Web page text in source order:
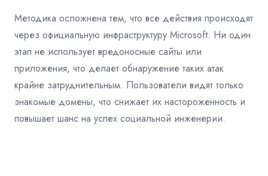
Методика осложнена тем, что все действия происходят
через официальную инфраструктуру Microsoft. Ни один
этап не использует вредоносные сайты или
приложения, что делает обнаружение таких атак
крайне затруднительным. Пользователи видят только
знакомые домены, что снижает их настороженность и
повышает шанс на успех социальной инженерии.